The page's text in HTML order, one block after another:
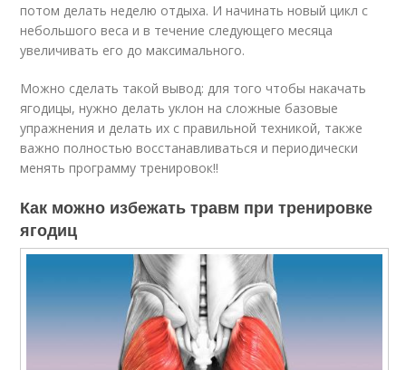
потом делать неделю отдыха. И начинать новый цикл с
небольшого веса и в течение следующего месяца
увеличивать его до максимального.
Можно сделать такой вывод: для того чтобы накачать
ягодицы, нужно делать уклон на сложные базовые
упражнения и делать их с правильной техникой, также
важно полностью восстанавливаться и периодически
менять программу тренировок!!
Как можно избежать травм при тренировке
ягодиц